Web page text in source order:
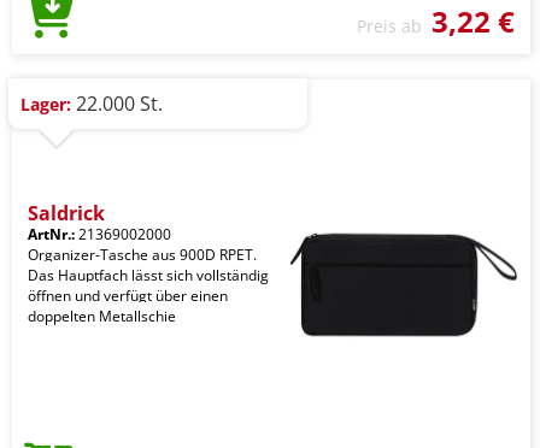
Preis ab 3,22 €
Lager: 22.000 St.
Saldrick
ArtNr.:21369002000
Organizer-Tasche aus 900D RPET.
Das Hauptfach lässt sich vollständig
öffnen und verfügt über einen
doppelten Metallschie